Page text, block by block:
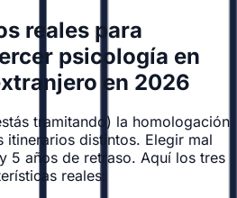
reales para
psicología en
en 2026
tramitando) la homologación
itinerarios distintos. Elegir mal
5 años de retraso. Aquí los tres
reales: